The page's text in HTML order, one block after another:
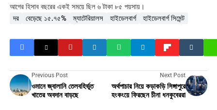
আগের হিসাব বছরের একই সময়ে ছিল ৬ টাকা ৮৫ পয়সায়।
দর বেড়েছে ১৫.৭৫% ম্যাটেরিয়ালস হাইডেলবার্গ হাইডেলবার্গ সিমেন্ট
Previous Post
ওমানে জ্বালানি তেলবহির্ভূত
খাতের অবদান বাড়ছে
Next Post
অর্থপাচার নিয়ে কড়াকড়ি সিঙ্গাপুরে
হংকংয়ে ফিরছেন চীনা ধনকুবেররা